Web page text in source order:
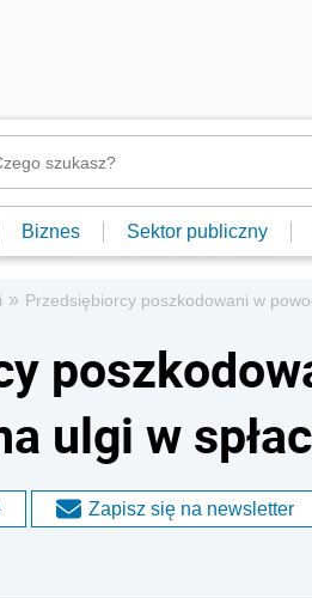
Biznes Sektor publiczny
» Przedsiębiorcy poszkodowani w
ulgi w
Zapisz się na newsletter